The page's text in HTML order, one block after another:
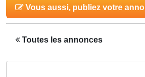
Vous aussi, publiez votre
Toutes les annonces